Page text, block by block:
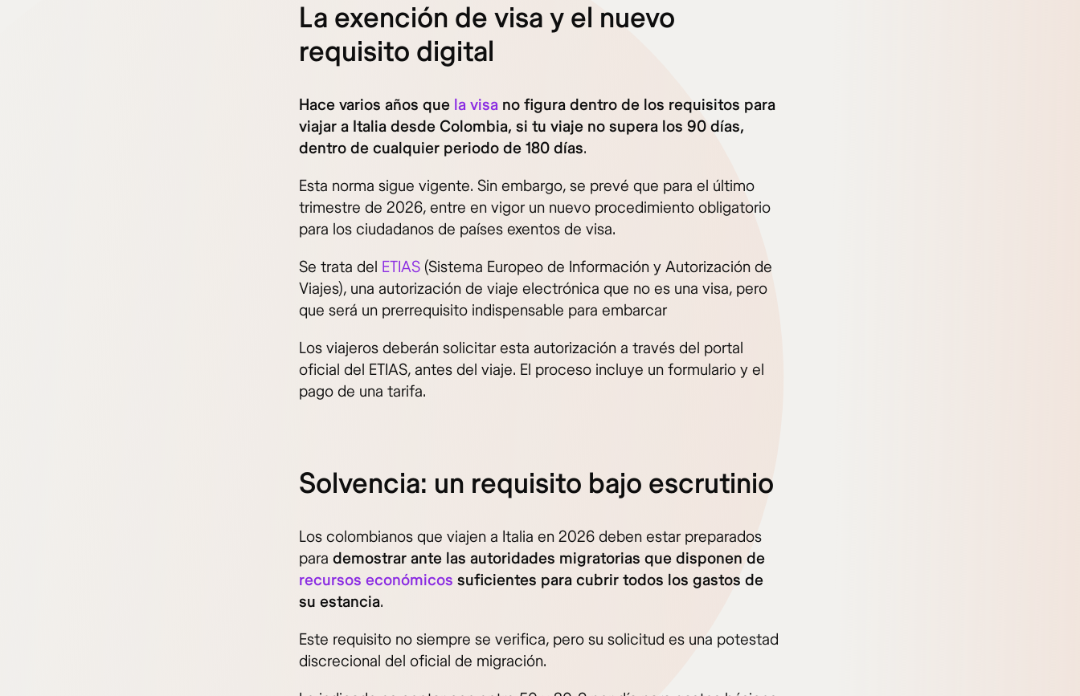
La exención de visa y el nuevo
requisito digital
Hace varios años que la visa no figura dentro de los requisitos para
viajar a Italia desde Colombia, si tu viaje no supera los 90 días,
dentro de cualquier periodo de 180 días.
Esta norma sigue vigente. Sin embargo, se prevé que para el último
trimestre de 2026, entre en vigor un nuevo procedimiento obligatorio
para los ciudadanos de países exentos de visa.
Se trata del ETIAS (Sistema Europeo de Información y Autorización de
Viajes), una autorización de viaje electrónica que no es una visa, pero
que será un prerrequisito indispensable para embarcar
Los viajeros deberán solicitar esta autorización a través del portal
oficial del ETIAS, antes del viaje. El proceso incluye un formulario y el
pago de una tarifa.
Solvencia: un requisito bajo escrutinio
Los colombianos que viajen a Italia en 2026 deben estar preparados
para demostrar ante las autoridades migratorias que disponen de
recursos económicos suficientes para cubrir todos los gastos de
su estancia.
Este requisito no siempre se verifica, pero su solicitud es una potestad
discrecional del oficial de migración.